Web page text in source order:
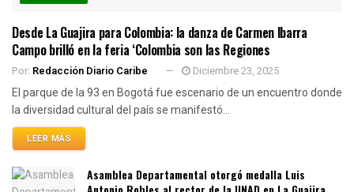
Desde La Guajira para Colombia: la danza de Carmen Ibarra
Campo brilló en la feria ‘Colombia son las Regiones
Por: Redacción Diario Caribe Diciembre 23, 2025
El parque de la 93 en Bogotá fue escenario de un encuentro donde
la diversidad cultural del país se manifestó...
LEER MÁS
Asamblea Departamental otorgó medalla Luis